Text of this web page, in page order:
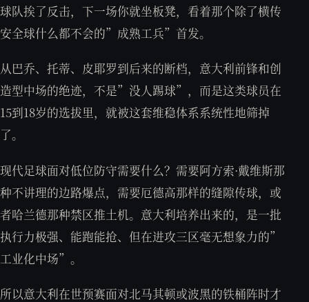
球队挨了反击，下一场你就坐板凳，看着那个除了横传
安全球什么都不会的”成熟工兵”首发。
从巴乔、托蒂、皮耶罗到后来的断档，意大利前锋和创
造型中场的绝迹，不是”没人踢球”，而是这类球员在
15到18岁的选拔里，就被这套维稳体系系统性地筛掉
了。
现代足球面对低位防守需要什么？需要阿方索·戴维斯那
种不讲理的边路爆点，需要厄德高那样的缝隙传球，或
者哈兰德那种禁区推土机。意大利培养出来的，是一批
执行力极强、能跑能抢、但在进攻三区毫无想象力的”
工业化中场”。
所以意大利在世预赛面对北马其顿或波黑的铁桶阵时才